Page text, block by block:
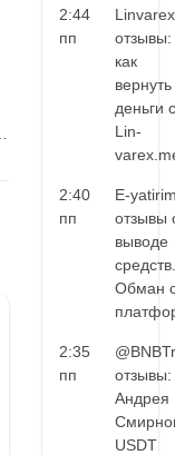
2:44
пп
Linvarex
отзывы:
как
вернуть
деньги с
Lin-
2:40
пп
E-
отзывы
выводе
средств.
Обман
2:35
пп
Андрея
USDT